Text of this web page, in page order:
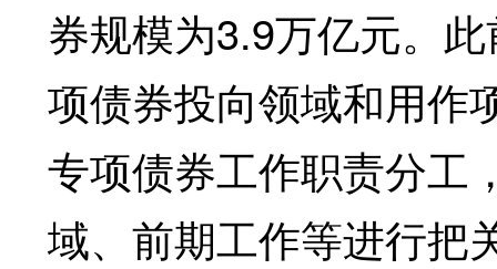
券规模为3.9万亿元。
项债券投向领域和用作
专项债券工作职责分工
域、前期工作等进行把